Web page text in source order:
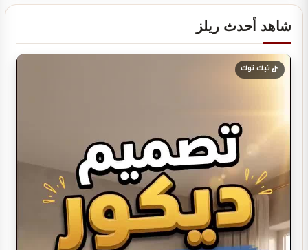
تصميم ديكور مطعم برجر يجذب العملاء ويرفع…
تصميم ديكور مطعم مندي عصري يجذب الزبائن…
شاهد أحدث ريلز
تيك توك